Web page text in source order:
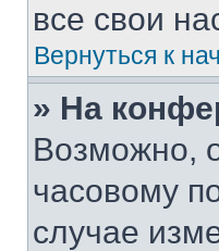
все свои
Вернуться к
» На
Возможно,
часовому
случае